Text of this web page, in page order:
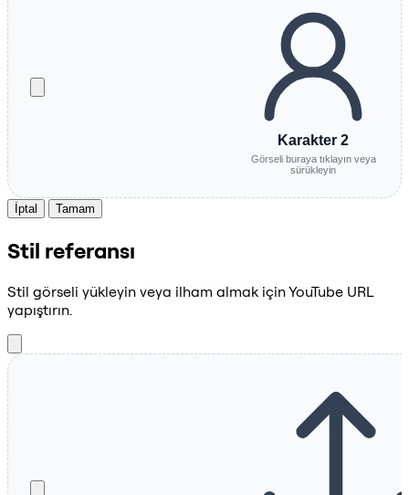
Karakter 2
Görseli buraya tıklayın veya
sürükleyin
İptal Tamam
Stil referansı
Stil görseli yükleyin veya ilham almak için YouTube URL
yapıştırın.